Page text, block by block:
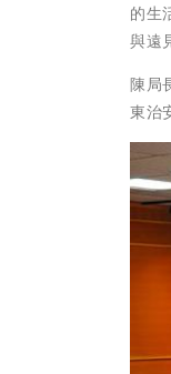
的生
與遠
陳局
東治